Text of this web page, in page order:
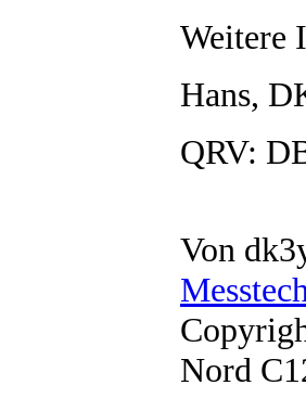
Weitere
Hans,
QRV:
Von
Nord